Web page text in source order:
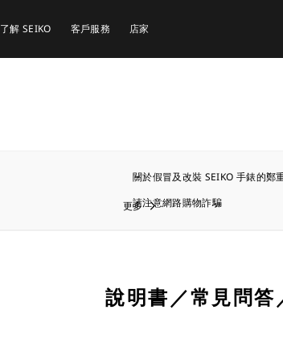
了解 SEIKO 客戶服務 店家
關於假冒及改裝 SEIKO 手錶的鄭
請注意網路購物詐騙
更多
說明書／常見問